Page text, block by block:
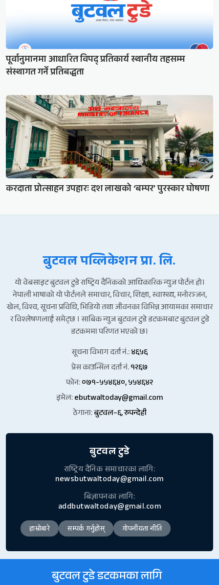
पूर्वानुमानमा आधारित विपद् प्रतिकार्य स्थानीय तहसम्म
संस्थागत गर्ने प्रतिबद्धता
करदाता प्रोत्साहन उपहारः दश लाखको ‘बम्पर’ पुरस्कार घोषणा
बुटवल पव्लिकेशन प्रा. लि.
यो वेबसाइट बुटवल टुडे राष्ट्रिय दैनिकको आधिकारिक न्युज पोर्टल हो।
नेपाली भाषाको यो पोर्टलले समाचार, विचार, शिक्षा, स्वास्थ्य, मनोरञ्जन,
खेल, विश्व, सूचना प्रविधि, भिडियो तथा जीवनका विभिन्न आयामका समाचार
र विश्लेषणलाई समेट्छ । साबिक न्युज बुटवल टुडे डटकमबाट बुटवल टुडे
डटकममा परिणत भएको छ।
सूचना विभाग दर्ता नं.:४६५६
प्रेस काउन्सिल दर्ता नं.१२६७
फोन:०७१-५५४६४०, ५५४६४२
इमेल:ebutwaltoday@gmail.com
ठेगाना:बुटवल–६, रुपन्देही
बुटवल टुडे
राष्ट्रिय दैनिक समाचारका लागि:
newsbutwaltoday@gmail.com
बिज्ञापनका लागि:
addbutwaltoday@gmail.com
हाम्रोबारे सम्पर्क गर्नुहोस् गोपनीयता नीति
बुटवल टुडे डटकमका लागि